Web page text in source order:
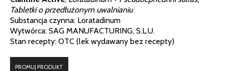
Tabletki o przedłużonym uwalnianiu
Substancja czynna: Loratadinum
Wytwórca: SAG MANUFACTURING, S.L.U.
Stan recepty: OTC (lek wydawany bez recepty)
PROMUJ PRODUKT